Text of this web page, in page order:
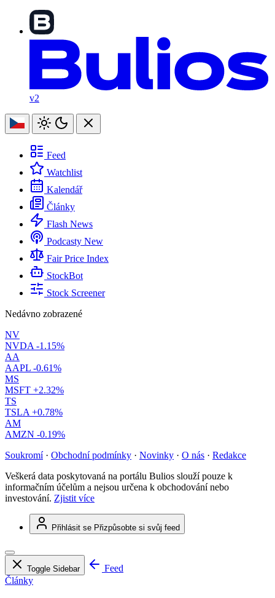
v2
Feed
Watchlist
Kalendář
Články
Flash News
Podcasty New
Fair Price Index
StockBot
Stock Screener
Nedávno zobrazené
NV
NVDA -1.15%
AA
AAPL -0.61%
MS
MSFT +2.32%
TS
TSLA +0.78%
AM
AMZN -0.19%
Soukromí · Obchodní podmínky · Novinky · O nás · Redakce
Veškerá data poskytovaná na portálu Bulios slouží pouze k
informačním účelům a nejsou určena k obchodování nebo
investování. Zjistit více
Přihlásit se Přizpůsobte si svůj feed
Toggle Sidebar
Feed
Články